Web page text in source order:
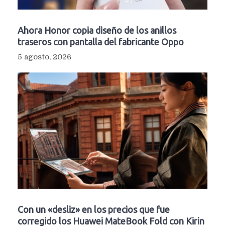
Ahora Honor copia diseño de los anillos
traseros con pantalla del fabricante Oppo
5 agosto, 2026
Con un «desliz» en los precios que fue
corregido los Huawei MateBook Fold con Kirin